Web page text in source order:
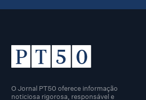
O Jornal PT50 oferece informação
noticiosa rigorosa, responsável e